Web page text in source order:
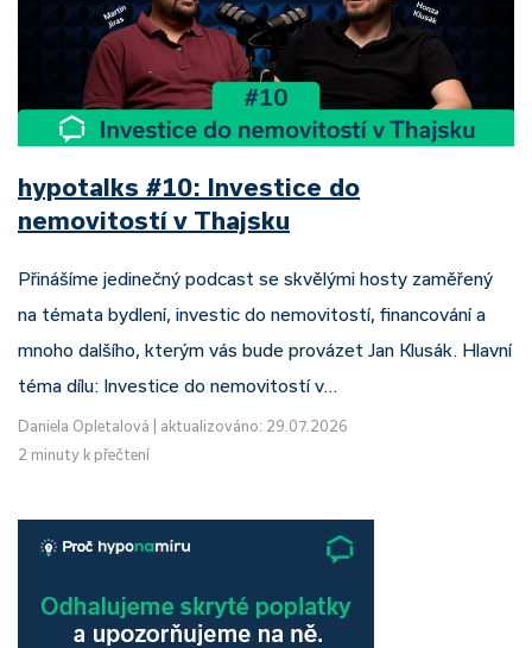
hypotalks #10: Investice do
nemovitostí v Thajsku
Přinášíme jedinečný podcast se skvělými hosty zaměřený
na témata bydlení, investic do nemovitostí, financování a
mnoho dalšího, kterým vás bude provázet Jan Klusák. Hlavní
téma dílu: Investice do nemovitostí v…
Daniela Opletalová
aktualizováno: 29.07.2026
2 minuty k přečtení